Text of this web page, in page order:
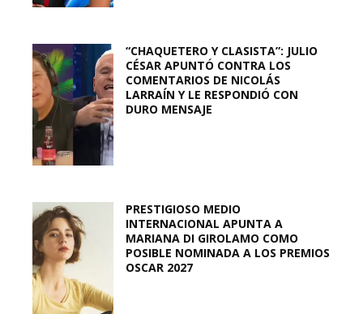
“CHAQUETERO Y CLASISTA”: JULIO
CÉSAR APUNTÓ CONTRA LOS
COMENTARIOS DE NICOLÁS
LARRAÍN Y LE RESPONDIÓ CON
DURO MENSAJE
PRESTIGIOSO MEDIO
INTERNACIONAL APUNTA A
MARIANA DI GIROLAMO COMO
POSIBLE NOMINADA A LOS PREMIOS
OSCAR 2027